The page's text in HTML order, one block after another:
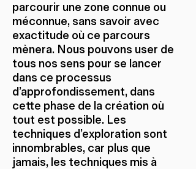
parcourir une zone connue ou
méconnue, sans savoir avec
exactitude où ce parcours
mènera. Nous pouvons user de
tous nos sens pour se lancer
dans ce processus
d’approfondissement, dans
cette phase de la création où
tout est possible. Les
techniques d’exploration sont
innombrables, car plus que
jamais, les techniques mis à